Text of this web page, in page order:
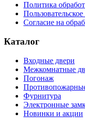
Политика
Согласие на
Каталог
Входные двери
Межкомнатные
Погонаж
Фурнитура
Электронные
Новинки и акции